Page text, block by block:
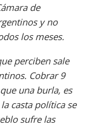
de
y no
los meses.
perciben sale
Cobrar 9
una burla, es
casta política se
sufre las